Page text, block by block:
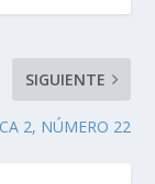
SIGUIENTE
2, NÚMERO 22